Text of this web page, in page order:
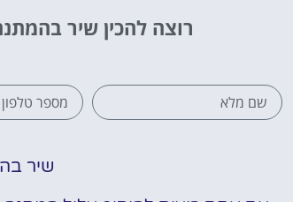
רוצה להכין שיר
שיר